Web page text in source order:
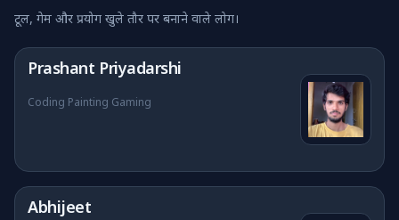
टूल, गेम और प्रयोग खुले तौर पर बनाने वाले लोग।
Prashant Priyadarshi
Coding Painting Gaming
Abhijeet